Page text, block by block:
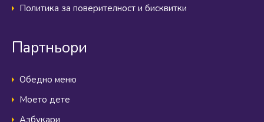
Политика за поверителност и бисквитки
Партньори
Обедно меню
Моето дете